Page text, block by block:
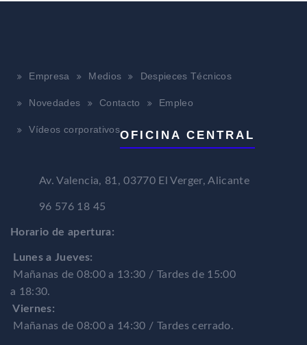
Empresa Medios Despieces Técnicos
Novedades Contacto Empleo
Vídeos corporativosOFICINA CENTRAL
Av. Valencia, 81, 03770 El Verger, Alicante
96 576 18 45
Horario de apertura:
Lunes a Jueves:
Mañanas de 08:00 a 13:30 / Tardes de 15:00
a 18:30.
Viernes:
Mañanas de 08:00 a 14:30 / Tardes cerrado.